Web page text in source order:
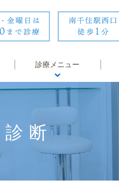
ス
診療メニュー
内科
婦人科
睡眠時無呼吸症候群
診断